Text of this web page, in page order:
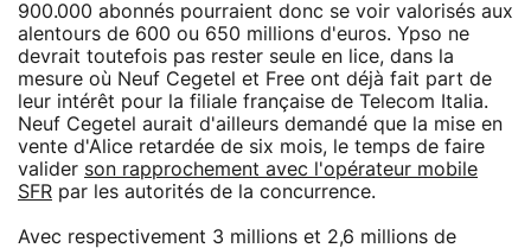
900.000 abonnés pourraient donc se voir valorisés aux
alentours de 600 ou 650 millions d'euros. Ypso ne
devrait toutefois pas rester seule en lice, dans la
mesure où Neuf Cegetel et Free ont déjà fait part de
leur intérêt pour la filiale française de Telecom Italia.
Neuf Cegetel aurait d'ailleurs demandé que la mise en
vente d'Alice retardée de six mois, le temps de faire
valider son rapprochement avec l'opérateur mobile
SFR par les autorités de la concurrence.
Avec respectivement 3 millions et 2,6 millions de